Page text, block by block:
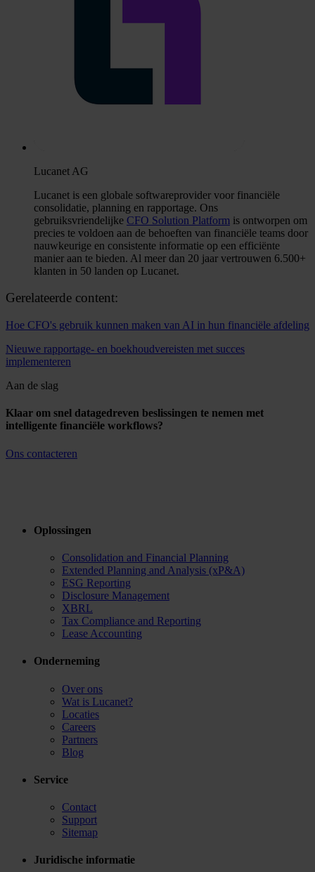
Lucanet AG
Lucanet is een globale softwareprovider voor financiële
consolidatie, planning en rapportage. Ons
gebruiksvriendelijke CFO Solution Platform is ontworpen om
precies te voldoen aan de behoeften van financiële teams door
nauwkeurige en consistente informatie op een efficiënte
manier aan te bieden. Al meer dan 20 jaar vertrouwen 6.500+
klanten in 50 landen op Lucanet.
Gerelateerde content:
Hoe CFO's gebruik kunnen maken van AI in hun financiële afdeling
Nieuwe rapportage- en boekhoudvereisten met succes
implementeren
Aan de slag
Klaar om snel datagedreven beslissingen te nemen met
intelligente financiële workflows?
Ons contacteren
Oplossingen
Consolidation and Financial Planning
Extended Planning and Analysis (xP&A)
ESG Reporting
Disclosure Management
XBRL
Tax Compliance and Reporting
Lease Accounting
Onderneming
Over ons
Wat is Lucanet?
Locaties
Careers
Partners
Blog
Service
Contact
Support
Sitemap
Juridische informatie